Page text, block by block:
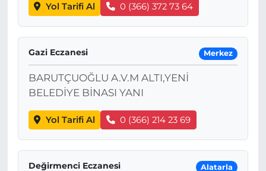
Yol Tarifi Al 0 (366) 372 73 64
Gazi Eczanesi Merkez
BARUTÇUOĞLU A.V.M ALTI,YENİ
BELEDİYE BİNASI YANI
Yol Tarifi Al 0 (366) 214 23 69
Değirmenci Eczanesi Alatarla